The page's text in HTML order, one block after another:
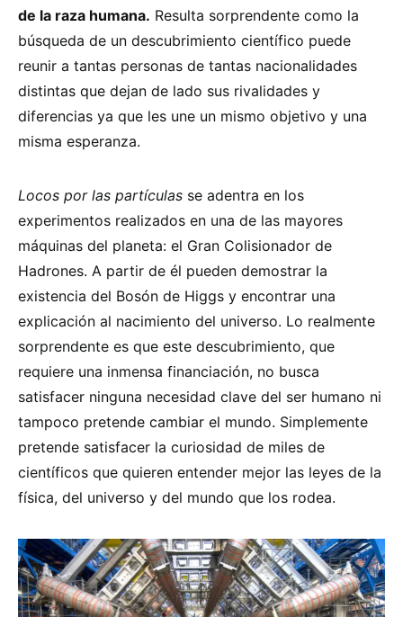
de la raza humana. Resulta sorprendente como la
búsqueda de un descubrimiento científico puede
reunir a tantas personas de tantas nacionalidades
distintas que dejan de lado sus rivalidades y
diferencias ya que les une un mismo objetivo y una
misma esperanza.
Locos por las partículas se adentra en los
experimentos realizados en una de las mayores
máquinas del planeta: el Gran Colisionador de
Hadrones. A partir de él pueden demostrar la
existencia del Bosón de Higgs y encontrar una
explicación al nacimiento del universo. Lo realmente
sorprendente es que este descubrimiento, que
requiere una inmensa financiación, no busca
satisfacer ninguna necesidad clave del ser humano ni
tampoco pretende cambiar el mundo. Simplemente
pretende satisfacer la curiosidad de miles de
científicos que quieren entender mejor las leyes de la
física, del universo y del mundo que los rodea.